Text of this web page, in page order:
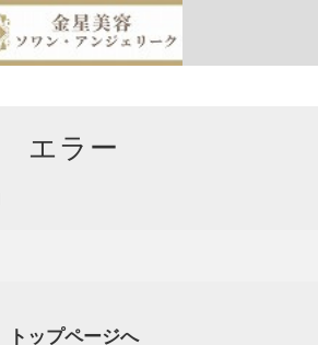
エラー
トップページへ